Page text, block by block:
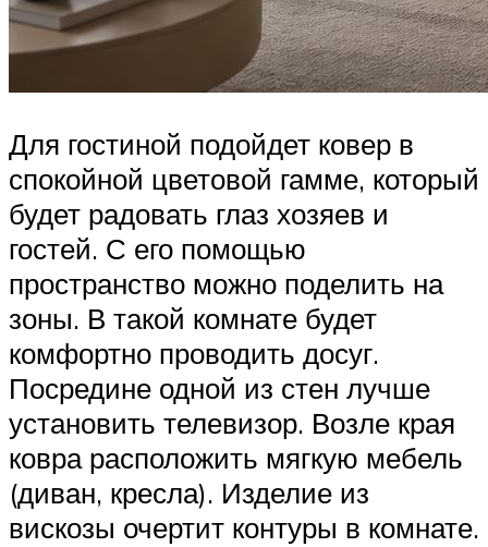
Для гостиной подойдет ковер в
спокойной цветовой гамме, который
будет радовать глаз хозяев и
гостей. С его помощью
пространство можно поделить на
зоны. В такой комнате будет
комфортно проводить досуг.
Посредине одной из стен лучше
установить телевизор. Возле края
ковра расположить мягкую мебель
(диван, кресла). Изделие из
вискозы очертит контуры в комнате.